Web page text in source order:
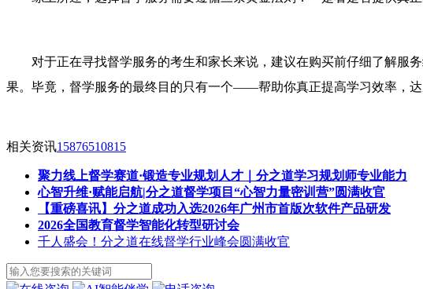
对于正在寻找督学服务的考生和家长来说，建议在购买前仔细了解服
果。毕竟，督学服务的最终目的只有一个——帮助你真正提高学习效率，达
相关资讯15876510815
聚力线上督学赛道·锻造专业规划人才｜分之道学习规划师专业能力
心智升维·赋能启航|分之道督学项目“心智力量密训营”圆满收官
【重磅喜讯】分之道成功入选2026年广州市首版次软件产品研发
2026全国教育督学智能化转型研讨会
千人盛会！分之道在线督学行业峰会圆满收官